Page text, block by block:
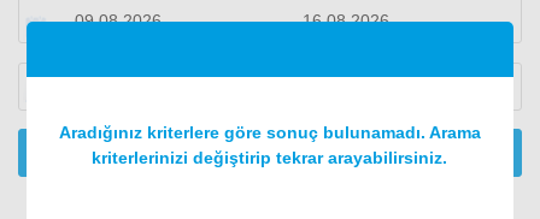
ARA
Aradığınız kriterlere göre sonuç bulunamadı. Arama
kriterlerinizi değiştirip tekrar arayabilirsiniz.